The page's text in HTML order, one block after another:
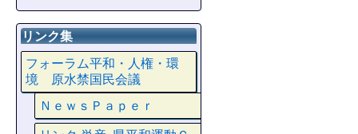
リンク集
フォーラム平和・人権・環
境 原水禁国民会議
ＮｅｗｓＰａｐｅｒ